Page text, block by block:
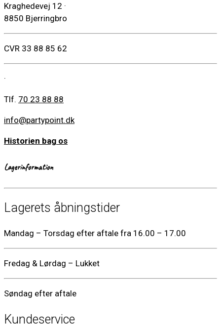
Kraghedevej 12 ·
8850 Bjerringbro
CVR 33 88 85 62
·
Tlf. 70 23 88 88
info@partypoint.dk
Historien bag os
Lagerinformation
Lagerets åbningstider
Mandag – Torsdag efter aftale fra 16.00 – 17.00
Fredag & Lørdag – Lukket
Søndag efter aftale
Kundeservice